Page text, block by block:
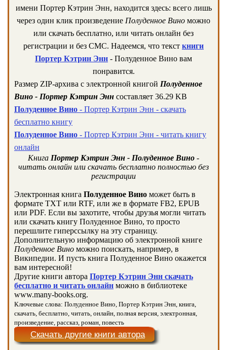
имени Портер Кэтрин Энн, находится здесь: всего лишь
через один клик произведение Полуденное Вино можно
или скачать бесплатно, или читать онлайн без
регистрации и без СМС. Надеемся, что текст книги
Портер Кэтрин Энн - Полуденное Вино вам
понравится.
Размер ZIP-архива c электронной книгой Полуденное
Вино - Портер Кэтрин Энн составляет 36.29 KB
Полуденное Вино - Портер Кэтрин Энн - скачать
бесплатно книгу
Полуденное Вино - Портер Кэтрин Энн - читать книгу
онлайн
Книга Портер Кэтрин Энн - Полуденное Вино -
читать онлайн или скачать бесплатно полностью без
регистрации
Электронная книга Полуденное Вино может быть в
формате TXT или RTF, или же в формате FB2, EPUB
или PDF. Если вы захотите, чтобы друзья могли читать
или скачать книгу Полуденное Вино, то просто
перешлите гиперссылку на эту страницу.
Дополнительную информацию об электронной книге
Полуденное Вино можно поискать, например, в
Википедии. И пусть книга Полуденное Вино окажется
вам интересной!
Другие книги автора Портер Кэтрин Энн скачать
бесплатно и читать онлайн можно в библиотеке
www.many-books.org.
Ключевые слова: Полуденное Вино, Портер Кэтрин Энн, книга,
скачать, бесплатно, читать, онлайн, полная версия, электронная,
произведение, рассказ, роман, повесть
Скачать другие книги автора